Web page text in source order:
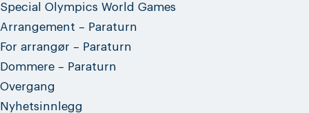
Special Olympics World Games
Arrangement – Paraturn
For arrangør – Paraturn
Dommere – Paraturn
Overgang
Nyhetsinnlegg